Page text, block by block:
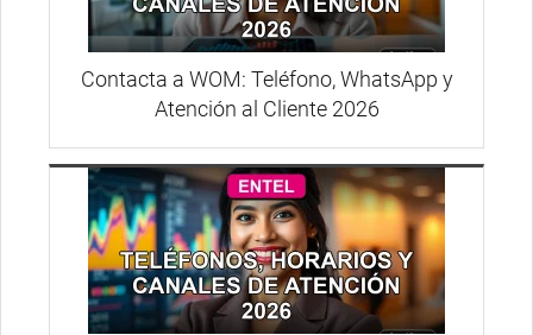
Contacta a WOM: Teléfono, WhatsApp y
Atención al Cliente 2026